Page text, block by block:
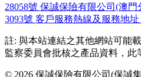
28058號 保誠保險有限公司(澳門
3093號 客戶服務熱線及服務地址
註: 與本站連結之其他網站可能
監察委員會批核之產品資料，此
© 2026 保誠保險有限公司(保誠